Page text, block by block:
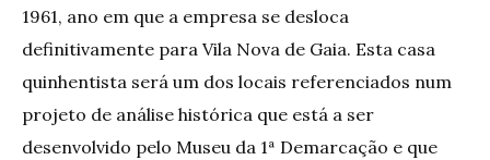
1961, ano em que a empresa se desloca
definitivamente para Vila Nova de Gaia. Esta casa
quinhentista será um dos locais referenciados num
projeto de análise histórica que está a ser
desenvolvido pelo Museu da 1ª Demarcação e que